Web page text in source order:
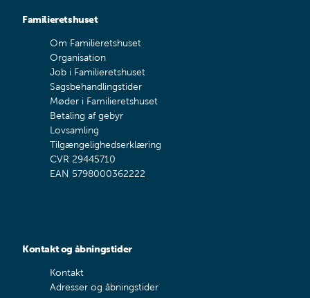
Familieretshuset
Om Familieretshuset
Organisation
Job i Familieretshuset
Sagsbehandlingstider
Møder i Familieretshuset
Betaling af gebyr
Lovsamling
Tilgængelighedserklæring
CVR 29445710
EAN 5798000362222
Kontakt og åbningstider
Kontakt
Adresser og åbningstider